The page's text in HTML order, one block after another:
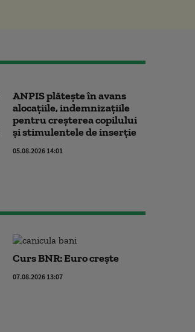
ANPIS plătește în avans
alocațiile, indemnizațiile
pentru creșterea copilului
și stimulentele de inserție
05.08.2026 14:01
Curs BNR: Euro crește
07.08.2026 13:07